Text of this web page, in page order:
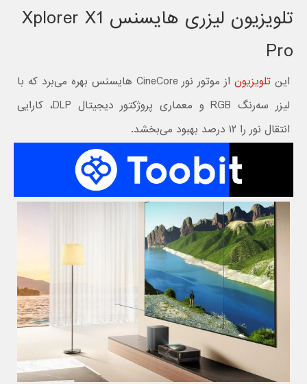
تلویزیون لیزری هایسنس Xplorer X1
Pro
اینتلویزیون‌
از موتور نور CineCore هایسنس بهره می‌برد که با
لیزر سه‌رنگ RGB و معماری پروژکتور دیجیتال DLP، کارایی
انتقال نور را ۱۲ درصد بهبود می‌بخشد.